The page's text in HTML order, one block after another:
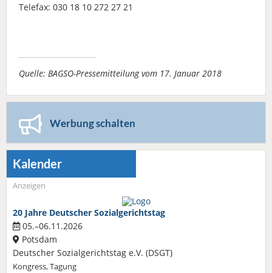
Telefax: 030 18 10 272 27 21
Quelle: BAGSO-Pressemitteilung vom 17. Januar 2018
Werbung schalten
Kalender
Anzeigen
20 Jahre Deutscher Sozialgerichtstag
05.–06.11.2026
Potsdam
Deutscher Sozialgerichtstag e.V. (DSGT)
Kongress, Tagung